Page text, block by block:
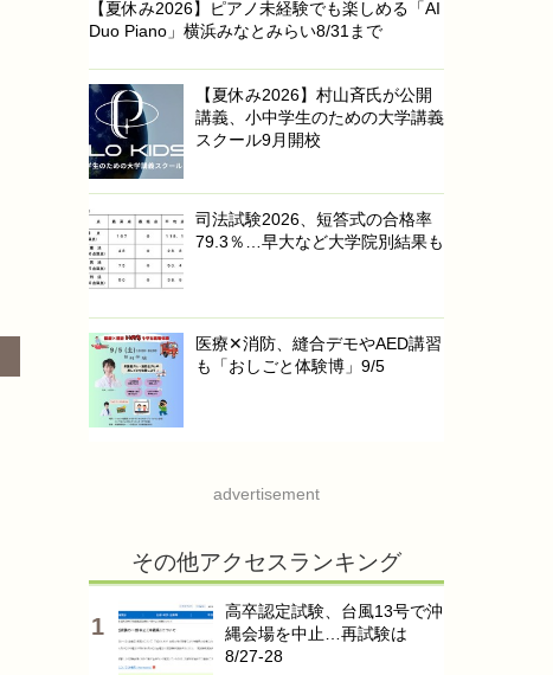
【夏休み2026】ピアノ未経験でも楽しめる「AI
Duo Piano」横浜みなとみらい8/31まで
【夏休み2026】村山斉氏が公開
講義、小中学生のための大学講義
スクール9月開校
司法試験2026、短答式の合格率
79.3％…早大など大学院別結果も
医療✕消防、縫合デモやAED講習
も「おしごと体験博」9/5
advertisement
その他アクセスランキング
高卒認定試験、台風13号で沖
縄会場を中止…再試験は
8/27-28